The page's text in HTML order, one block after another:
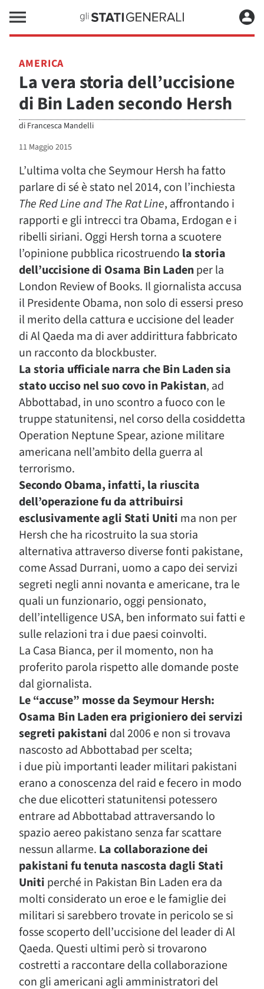
AMERICA
La vera storia dell’uccisione
di Bin Laden secondo Hersh
di Francesca Mandelli
11 Maggio 2015
L’ultima volta che Seymour Hersh ha fatto
parlare di sé è stato nel 2014, con l’inchiesta
The Red Line and The Rat Line, affrontando i
rapporti e gli intrecci tra Obama, Erdogan e i
ribelli siriani. Oggi Hersh torna a scuotere
l’opinione pubblica ricostruendo la storia
dell’uccisione di Osama Bin Ladenper la
London Review of Books. Il giornalista accusa
il Presidente Obama, non solo di essersi preso
il merito della cattura e uccisione del leader
di Al Qaeda ma di aver addirittura fabbricato
un racconto da blockbuster.
La storia ufficiale narra che Bin Laden sia
stato ucciso nel suo covo in Pakistan, ad
Abbottabad, in uno scontro a fuoco con le
truppe statunitensi, nel corso della cosiddetta
Operation Neptune Spear, azione militare
americana nell’ambito della guerra al
terrorismo.
Secondo Obama, infatti, la riuscita
dell’operazione fu da attribuirsi
esclusivamente agli Stati Uniti ma non per
Hersh che ha ricostruito la sua storia
alternativa attraverso diverse fonti pakistane,
come Assad Durrani, uomo a capo dei servizi
segreti negli anni novanta e americane, tra le
quali un funzionario, oggi pensionato,
dell’intelligence USA, ben informato sui fatti e
sulle relazioni tra i due paesi coinvolti.
La Casa Bianca, per il momento, non ha
proferito parola rispetto alle domande poste
dal giornalista.
Le “accuse” mosse da Seymour Hersh:
Osama Bin Laden era prigioniero dei servizi
segreti pakistani dal 2006 e non si trovava
nascosto ad Abbottabad per scelta;
i due più importanti leader militari pakistani
erano a conoscenza del raid e fecero in modo
che due elicotteri statunitensi potessero
entrare ad Abbottabad attraversando lo
spazio aereo pakistano senza far scattare
nessun allarme. La collaborazione dei
pakistani fu tenuta nascosta dagli Stati
Uniti perché in Pakistan Bin Laden era da
molti considerato un eroe e le famiglie dei
militari si sarebbero trovate in pericolo se si
fosse scoperto dell’uccisione del leader di Al
Qaeda. Questi ultimi però si trovarono
costretti a raccontare della collaborazione
con gli americani agli amministratori del